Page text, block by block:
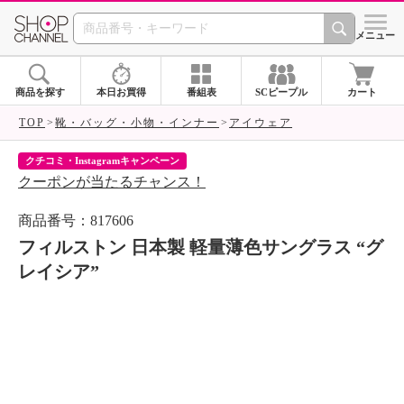
SHOP CHANNEL シメニュー
商品を探す 本日お買得 番組表 SCピープル カート
TOP 靴・バッグ・小物・インナー アイウェア
クチコミ・Instagramキャンペーン
クーポンが当たるチャンス！
商品番号：817606
フィルストン 日本製 軽量薄色サングラス “グ
レイシア”